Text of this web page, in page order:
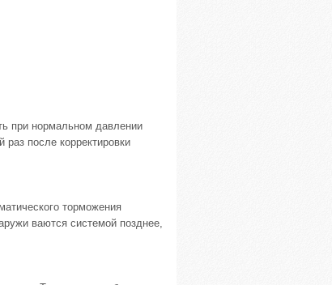
при нормальном давлении
после корректировки
торможения
ваются системой позднее,